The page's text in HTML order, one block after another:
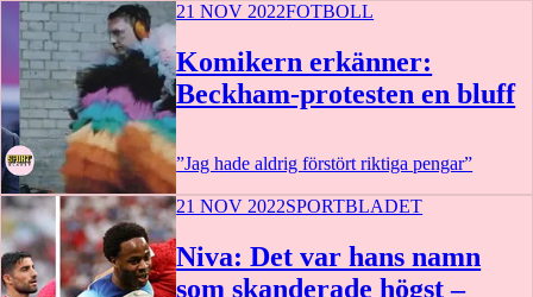
21 NOV 2022FOTBOLL
Komikern erkänner:
Beckham-protesten en bluff
”Jag hade aldrig förstört riktiga pengar”
21 NOV 2022SPORTBLADET
Niva: Det var hans namn
som skanderade högst –